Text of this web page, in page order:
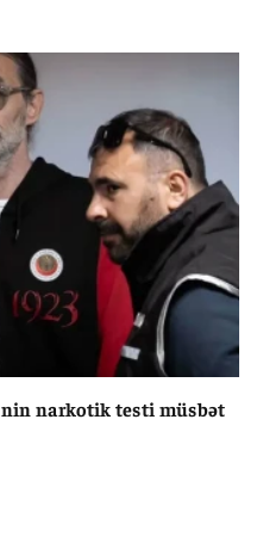
narkotik testi müsbət